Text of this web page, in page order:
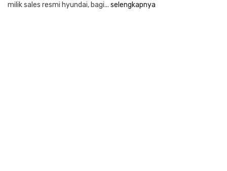
milik sales resmi hyundai, bagi... selengkapnya